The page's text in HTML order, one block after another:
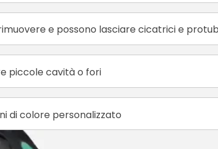
e possono lasciare cicatrici e
piccole cavità o fori
di colore personalizzato